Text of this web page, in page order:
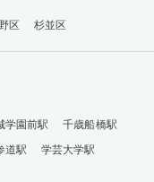
区 杉並区
学園前駅
千歳船橋駅
道駅
学芸大学駅